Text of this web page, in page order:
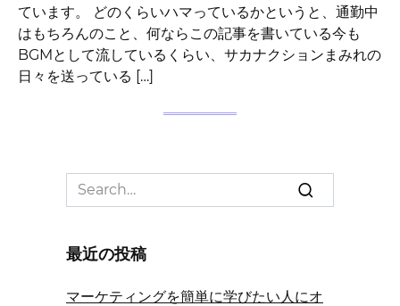
ています。 どのくらいハマっているかというと、通勤中
はもちろんのこと、何ならこの記事を書いている今も
BGMとして流しているくらい、サカナクションまみれの
日々を送っている […]
Search
for:
最近の投稿
マーケティングを簡単に学びたい人にオ